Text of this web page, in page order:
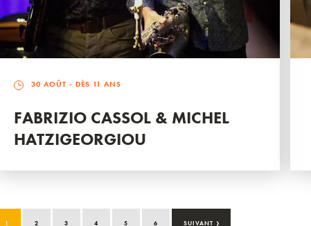
30 AOÛT - DÈS 11 ANS
FABRIZIO CASSOL & MICHEL
HATZIGEORGIOU
1 2 3 4 5 6 SUIVANT ›